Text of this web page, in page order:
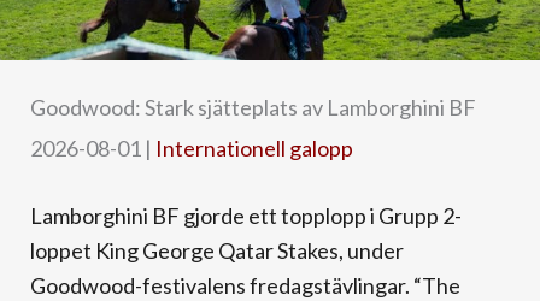
Goodwood: Stark sjätteplats av Lamborghini BF
2026-08-01 | Internationell galopp
Lamborghini BF gjorde ett topplopp i Grupp 2-
loppet King George Qatar Stakes, under
Goodwood-festivalens fredagstävlingar. “The